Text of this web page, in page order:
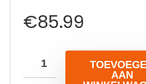
€85.99
AAN